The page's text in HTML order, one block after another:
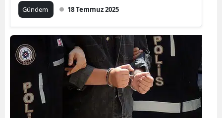
Gündem 18 Temmuz 2025